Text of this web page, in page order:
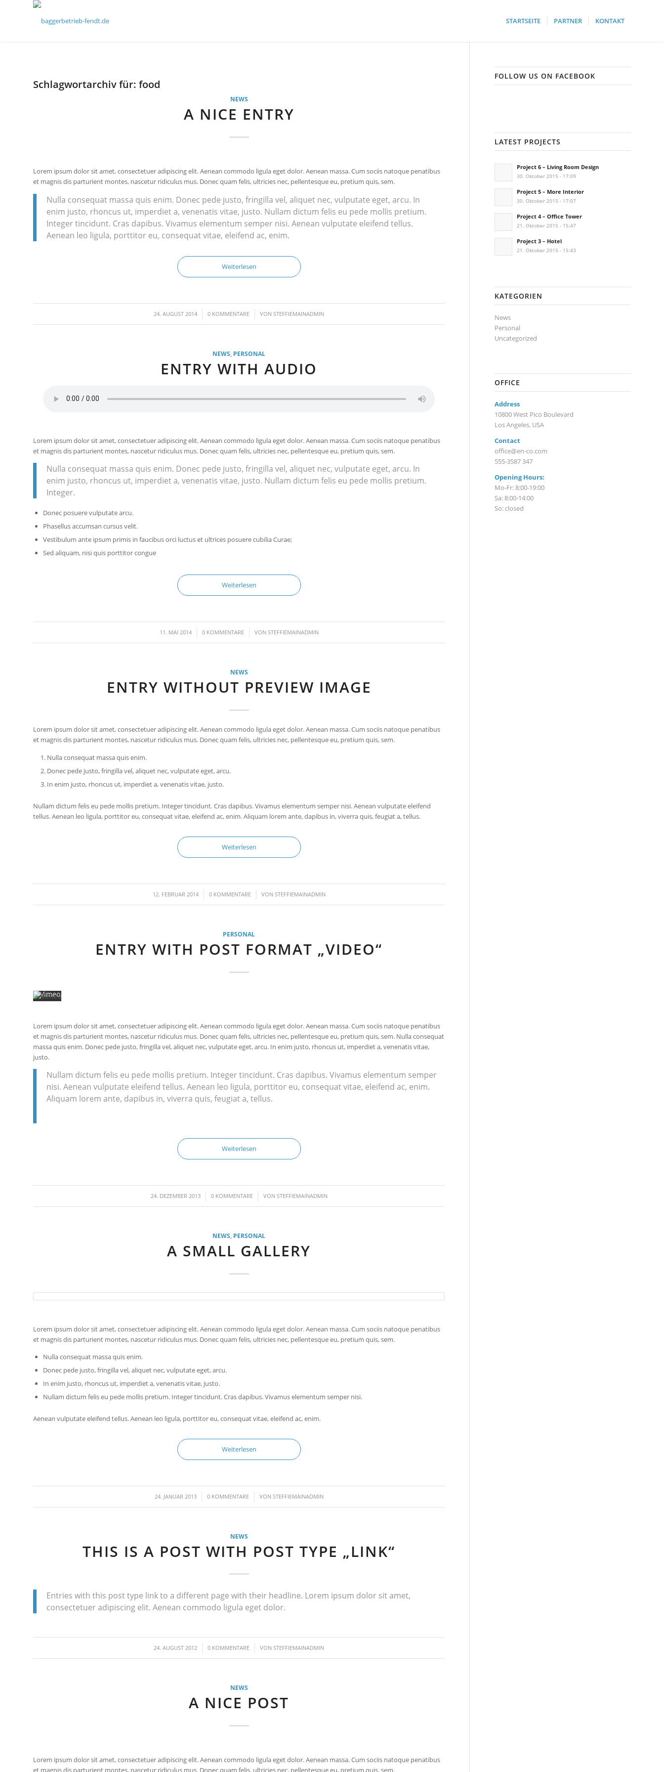
STARTSEITE PARTNER KONTAKT
Schlagwortarchiv für: food
NEWS
A NICE ENTRY
Lorem ipsum dolor sit amet, consectetuer adipiscing elit. Aenean commodo ligula eget dolor. Aenean massa. Cum sociis natoque penatibus
et magnis dis parturient montes, nascetur ridiculus mus. Donec quam felis, ultricies nec, pellentesque eu, pretium quis, sem.
Nulla consequat massa quis enim. Donec pede justo, fringilla vel, aliquet nec, vulputate eget, arcu. In
enim justo, rhoncus ut, imperdiet a, venenatis vitae, justo. Nullam dictum felis eu pede mollis pretium.
Integer tincidunt. Cras dapibus. Vivamus elementum semper nisi. Aenean vulputate eleifend tellus.
Aenean leo ligula, porttitor eu, consequat vitae, eleifend ac, enim.
Weiterlesen
24. AUGUST 2014
/ 0 KOMMENTARE
/ VONSTEFFIEMAINADMIN
NEWS PERSONAL
ENTRY WITH AUDIO
Lorem ipsum dolor sit amet, consectetuer adipiscing elit. Aenean commodo ligula eget dolor. Aenean massa. Cum sociis natoque penatibus
et magnis dis parturient montes, nascetur ridiculus mus. Donec quam felis, ultricies nec, pellentesque eu, pretium quis, sem.
Nulla consequat massa quis enim. Donec pede justo, fringilla vel, aliquet nec, vulputate eget, arcu. In
enim justo, rhoncus ut, imperdiet a, venenatis vitae, justo. Nullam dictum felis eu pede mollis pretium.
Integer.
Donec posuere vulputate arcu.
Phasellus accumsan cursus velit.
Vestibulum ante ipsum primis in faucibus orci luctus et ultrices posuere cubilia Curae;
Sed aliquam, nisi quis porttitor congue
Weiterlesen
11. MAI 2014
/ 0 KOMMENTARE
/ VON STEFFIEMAINADMIN
NEWS
ENTRY WITHOUT PREVIEW IMAGE
Lorem ipsum dolor sit amet, consectetuer adipiscing elit. Aenean commodo ligula eget dolor. Aenean massa. Cum sociis natoque penatibus
et magnis dis parturient montes, nascetur ridiculus mus. Donec quam felis, ultricies nec, pellentesque eu, pretium quis, sem.
Nulla consequat massa quis enim.
Donec pede justo, fringilla vel, aliquet nec, vulputate eget, arcu.
In enim justo, rhoncus ut, imperdiet a, venenatis vitae, justo.
Nullam dictum felis eu pede mollis pretium. Integer tincidunt. Cras dapibus. Vivamus elementum semper nisi. Aenean vulputate eleifend
tellus. Aenean leo ligula, porttitor eu, consequat vitae, eleifend ac, enim. Aliquam lorem ante, dapibus in, viverra quis, feugiat a, tellus.
Weiterlesen
12. FEBRUAR 2014
/ 0 KOMMENTARE
/ VON STEFFIEMAINADMIN
PERSONAL
ENTRY WITH POST FORMAT „VIDEO“
Vimeo.
Mehr
Video
laden
Vimeo
immer
entsperren
Lorem ipsum dolor sit amet, consectetuer adipiscing elit. Aenean commodo ligula eget dolor. Aenean massa. Cum sociis natoque penatibus
et magnis dis parturient montes, nascetur ridiculus mus. Donec quam felis, ultricies nec, pellentesque eu, pretium quis, sem. Nulla consequat
massa quis enim. Donec pede justo, fringilla vel, aliquet nec, vulputate eget, arcu. In enim justo, rhoncus ut, imperdiet a, venenatis vitae,
justo.
Nullam dictum felis eu pede mollis pretium. Integer tincidunt. Cras dapibus. Vivamus elementum semper
nisi. Aenean vulputate eleifend tellus. Aenean leo ligula, porttitor eu, consequat vitae, eleifend ac, enim.
Aliquam lorem ante, dapibus in, viverra quis, feugiat a, tellus.
Weiterlesen
24. DEZEMBER 2013
/ 0 KOMMENTARE
/ VON STEFFIEMAINADMIN
NEWS PERSONAL
A SMALL GALLERY
Lorem ipsum dolor sit amet, consectetuer adipiscing elit. Aenean commodo ligula eget dolor. Aenean massa. Cum sociis natoque penatibus
et magnis dis parturient montes, nascetur ridiculus mus. Donec quam felis, ultricies nec, pellentesque eu, pretium quis, sem.
Nulla consequat massa quis enim.
Donec pede justo, fringilla vel, aliquet nec, vulputate eget, arcu.
In enim justo, rhoncus ut, imperdiet a, venenatis vitae, justo.
Nullam dictum felis eu pede mollis pretium. Integer tincidunt. Cras dapibus. Vivamus elementum semper nisi.
Aenean vulputate eleifend tellus. Aenean leo ligula, porttitor eu, consequat vitae, eleifend ac, enim.
Weiterlesen
24. JANUAR 2013
/ 0 KOMMENTARE
/ VON STEFFIEMAINADMIN
NEWS
THIS IS A POST WITH POST TYPE „LINK“
Entries with this post type link to a different page with their headline. Lorem ipsum dolor sit amet,
consectetuer adipiscing elit. Aenean commodo ligula eget dolor.
24. AUGUST 2012
/ 0 KOMMENTARE
/ VONSTEFFIEMAINADMIN
NEWS
A NICE POST
Lorem ipsum dolor sit amet, consectetuer adipiscing elit. Aenean commodo ligula eget dolor. Aenean massa. Cum sociis natoque penatibus
et magnis dis parturient montes, nascetur ridiculus mus. Donec quam felis, ultricies nec, pellentesque eu, pretium quis, sem.
FOLLOW US ON FACEBOOK
LATEST PROJECTS
Project 6 – Living Room Design
30. Oktober 2015 - 17:09
Project 5 – More Interior
30. Oktober 2015 - 17:07
Project 4 – Office Tower
21. Oktober 2015 - 15:47
Project 3 – Hotel
21. Oktober 2015 - 15:43
KATEGORIEN
News
Personal
Uncategorized
OFFICE
Address
10800 West Pico Boulevard
Los Angeles, USA
Contact
office@en-co.com
555-3587 347
Opening Hours:
Mo-Fr: 8:00-19:00
Sa: 8:00-14:00
So: closed